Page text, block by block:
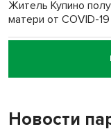
Житель Купино
матери от COVID-19
Новосибирский суд
пенсионерки на
«Мы живём на
терроризируют
Новости